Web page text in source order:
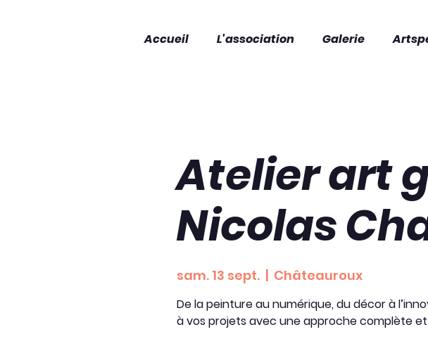
Accueil L'association Galerie
Atelier art
Nicolas
sam. 13 sept.
  |
Châteauroux
De la peinture au numérique, du décor à
à vos projets avec une approche complète